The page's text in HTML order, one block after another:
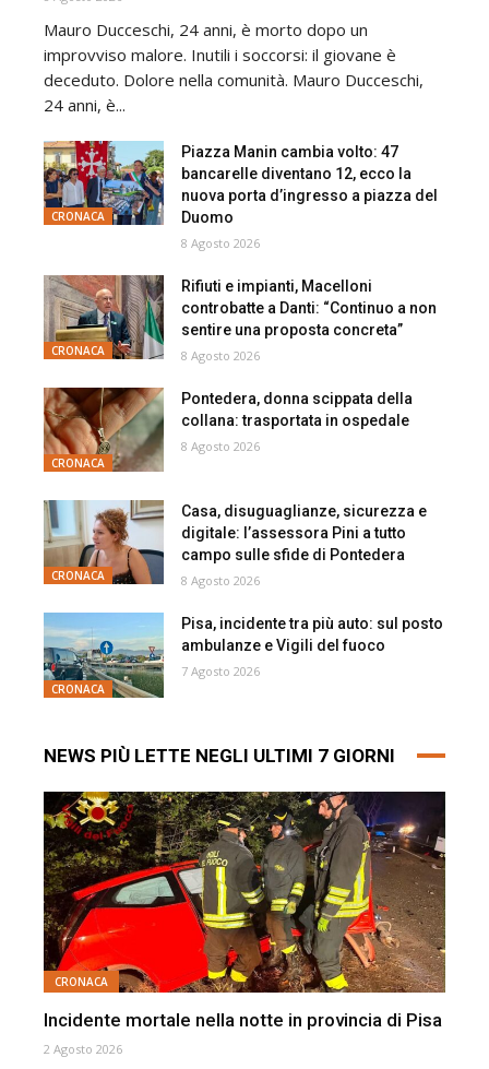
Mauro Ducceschi, 24 anni, è morto dopo un
improvviso malore. Inutili i soccorsi: il giovane è
deceduto. Dolore nella comunità. Mauro Ducceschi,
24 anni, è...
CRONACA
Piazza Manin cambia volto: 47
bancarelle diventano 12, ecco la
nuova porta d’ingresso a piazza del
Duomo
8 Agosto 2026
CRONACA
Rifiuti e impianti, Macelloni
controbatte a Danti: “Continuo a non
sentire una proposta concreta”
8 Agosto 2026
CRONACA
Pontedera, donna scippata della
collana: trasportata in ospedale
8 Agosto 2026
CRONACA
Casa, disuguaglianze, sicurezza e
digitale: l’assessora Pini a tutto
campo sulle sfide di Pontedera
8 Agosto 2026
CRONACA
Pisa, incidente tra più auto: sul posto
ambulanze e Vigili del fuoco
7 Agosto 2026
NEWS PIÙ LETTE NEGLI ULTIMI 7 GIORNI
CRONACA
Incidente mortale nella notte in provincia di Pisa
2 Agosto 2026